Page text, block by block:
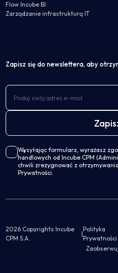
Flow Incube BI
Zarządzanie infrastrukturą IT
Zapisz się do newslettera, aby
Wysyłając formularz, wyrażasz
handlowych od Incube CPM
chwili zrezygnować z
Prywatności.
2026 Copyrights Incube
CPM S.A.
|
Polityka
Prywatności